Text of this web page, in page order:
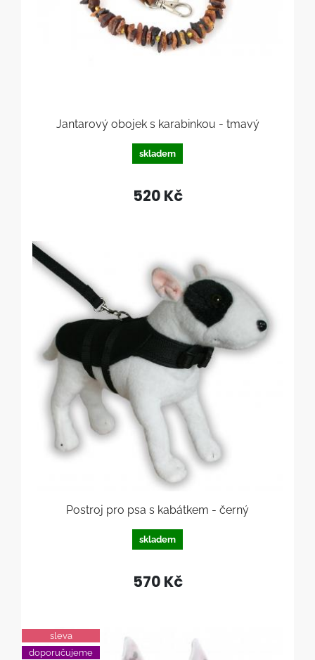
Jantarový obojek s karabinkou - tmavý
skladem
520 Kč
Postroj pro psa s kabátkem - černý
skladem
570 Kč
sleva
doporučujeme